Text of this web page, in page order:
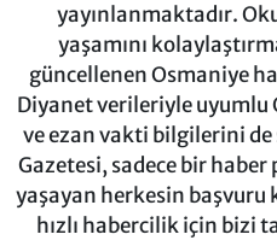
yayınlanmaktadır.
yaşamını
güncellenen Osmaniye
Diyanet verileriyle
ve ezan vakti bilgilerini
Gazetesi, sadece bir
yaşayan herkesin başvuru
hızlı habercilik için bizi